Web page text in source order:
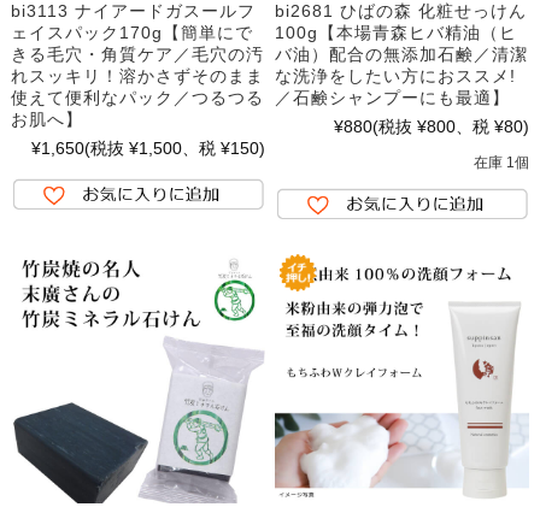
bi3113 ナイアードガスールフ
ェイスパック170g【簡単にで
きる毛穴・角質ケア／毛穴の汚
れスッキリ！溶かさずそのまま
使えて便利なパック／つるつる
お肌へ】
¥1,650(税抜 ¥1,500、税 ¥150)
bi2681 ひばの森 化粧せっけん
100g【本場青森ヒバ精油（ヒ
バ油）配合の無添加石鹸／清潔
な洗浄をしたい方におススメ!
／石鹸シャンプーにも最適】
¥880(税抜 ¥800、税 ¥80)
在庫 1個